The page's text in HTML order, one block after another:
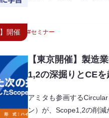
開催 セミナー
【東京開催】製
1,2の深掘りとCE
アミタも参画する
ン）が、Scope1,2の削